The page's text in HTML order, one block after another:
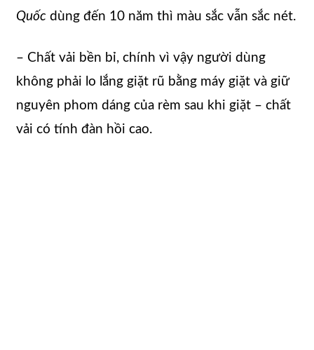
Quốc dùng đến 10 năm thì màu sắc vẫn sắc nét.
– Chất vải bền bỉ, chính vì vậy người dùng
không phải lo lắng giặt rũ bằng máy giặt và giữ
nguyên phom dáng của rèm sau khi giặt – chất
vải có tính đàn hồi cao.